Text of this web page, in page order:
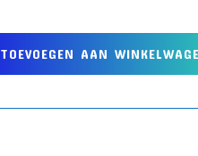
TOEVOEGEN AAN